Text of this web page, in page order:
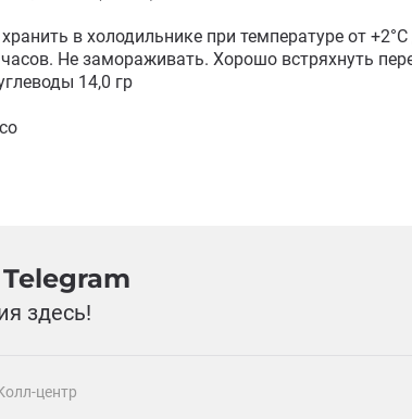
в холодильнике при температуре от
Не замораживать. Хорошо встряхнуть
14,0 гр
здесь!
центр